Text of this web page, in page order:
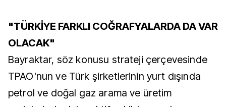
"TÜRKİYE FARKLI COĞRAFYALARDA DA VAR
OLACAK"
Bayraktar, söz konusu strateji çerçevesinde
TPAO'nun ve Türk şirketlerinin yurt dışında
petrol ve doğal gaz arama ve üretim